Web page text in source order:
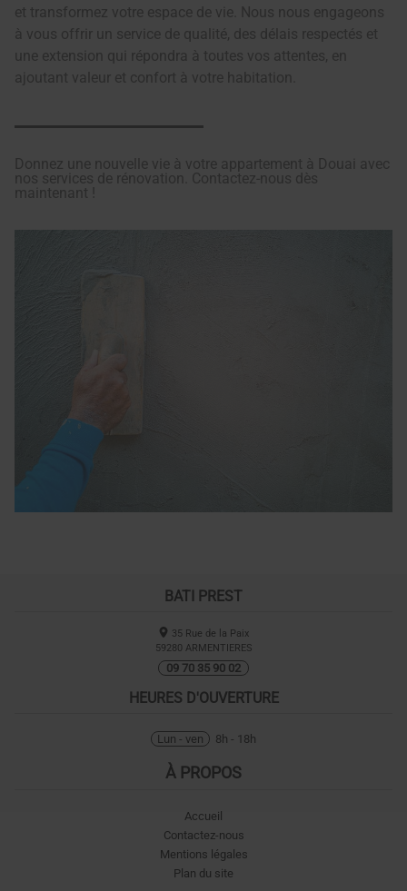
et transformez votre espace de vie. Nous nous engageons
à vous offrir un service de qualité, des délais respectés et
une extension qui répondra à toutes vos attentes, en
ajoutant valeur et confort à votre habitation.
Donnez une nouvelle vie à votre appartement à Douai avec
nos services de rénovation. Contactez-nous dès
maintenant !
BATI PREST
35 Rue de la Paix
59280 ARMENTIERES
09 70 35 90 02
HEURES D'OUVERTURE
Lun - ven 8h - 18h
À PROPOS
Accueil
Contactez-nous
Mentions légales
Plan du site